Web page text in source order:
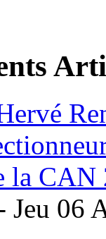
Jeu 06